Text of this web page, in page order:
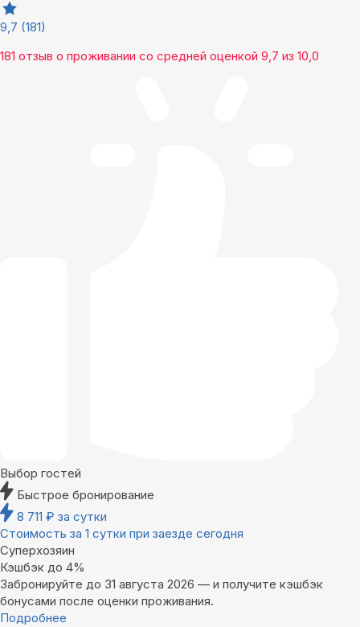
9,7 (181)
181 отзыв о проживании со средней оценкой 9,7 из 10,0
Выбор гостей
Быстрое бронирование
8 711 ₽ за сутки
Стоимость за 1 сутки при заезде сегодня
Суперхозяин
Кэшбэк до 4%
Забронируйте до 31 августа 2026 — и получите кэшбэк
бонусами после оценки проживания.
Подробнее